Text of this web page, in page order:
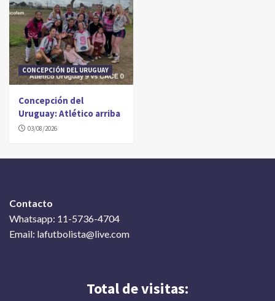
CONCEPCIÓN DEL URUGUAY
Concepción del
Uruguay: Atlético arriba
03/08/2026
Contacto
Whatsapp: 11-5736-4704
Email: lafutbolista@live.com
Total de visitas: